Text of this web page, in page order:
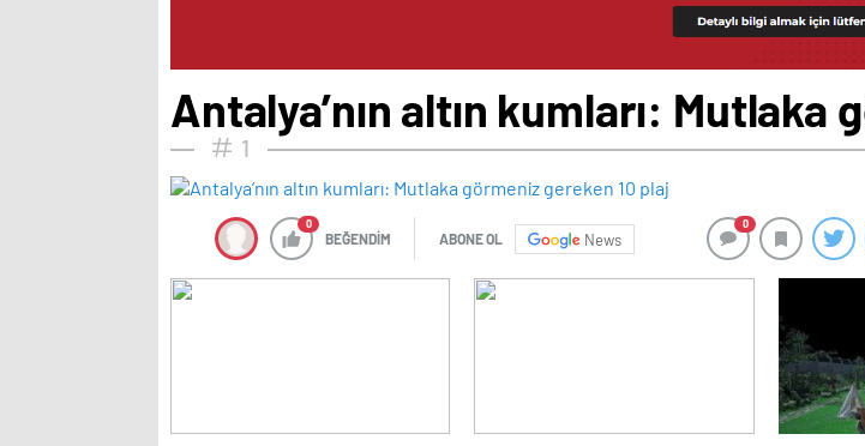
Antalya’nın altın kumları: Mutlaka
1
0
BEĞENDİM ABONE OL News
0